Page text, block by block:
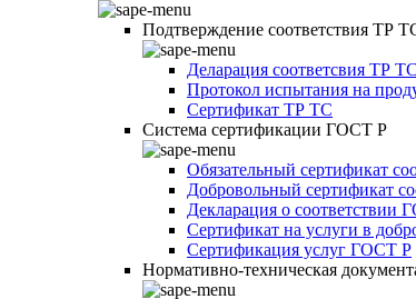
Подтверждение соответствия ТР
Деларация соответсвия ТР ТС
Протокол испытания на
Сертификат ТР ТС
Система сертификации ГОСТ Р
Обязательный сертификат
Добровольный сертификат
Декларация о соответствии
Сертификат на услуги в
Сертификация услуг ГОСТ Р
Нормативно-техническая